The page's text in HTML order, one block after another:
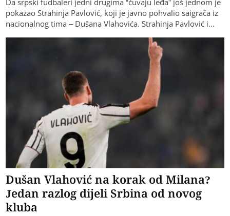
pokazao Strahinja Pavlović, koji je javno pohvalio saigrača iz
nacionalnog tima – Dušana Vlahovića. Strahinja Pavlović i…
Dušan Vlahović na korak od Milana?
Jedan razlog dijeli Srbina od novog
kluba